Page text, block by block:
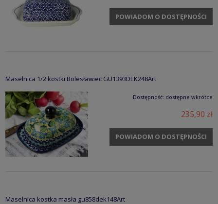
POWIADOM O DOSTĘPNOŚCI
Maselnica 1/2 kostki Bolesławiec GU1393DEK248Art
Dostępność: dostępne wkrótce
235,90 zł
POWIADOM O DOSTĘPNOŚCI
Maselnica kostka masła gu858dek148Art